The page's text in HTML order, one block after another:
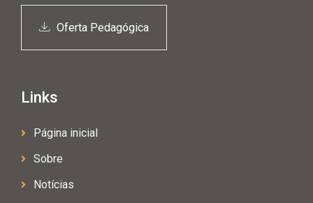
Oferta Pedagógica
Links
Página inicial
Sobre
Notícias